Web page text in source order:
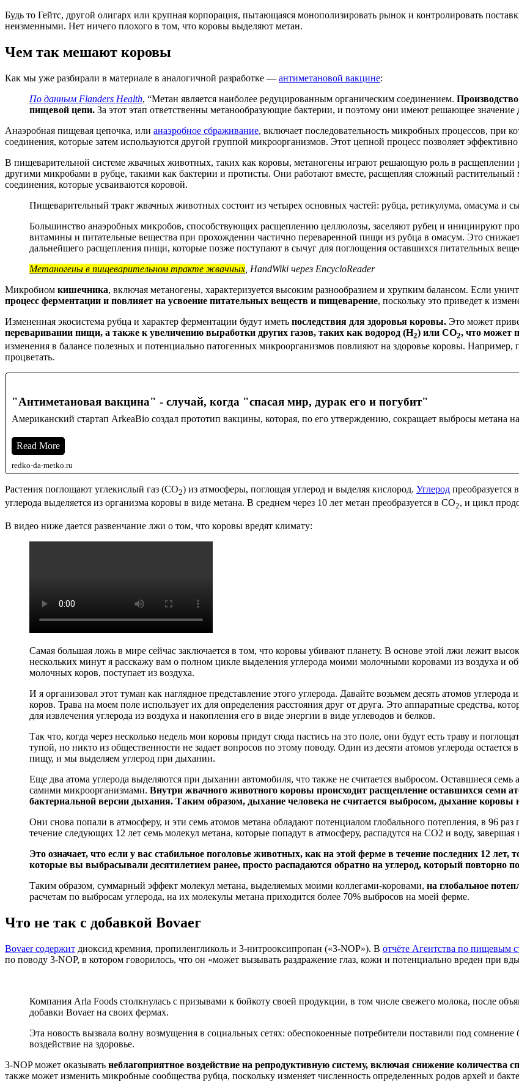
Будь то Гейтс, другой олигарх или крупная корпорация, пытающаяся монополизировать рынок и контролировать
неизменными. Нет ничего плохого в том, что коровы выделяют метан.
Чем так мешают коровы
Как мы уже разбирали в материале в аналогичной разработке — антиметановой вакцине:
По данным Flanders Health, “Метан является наиболее редуцированным органическим соединением.
пищевой цепи. За этот этап ответственны метанообразующие бактерии, и поэтому они имеют решающее
Анаэробная пищевая цепочка, или анаэробное сбраживание, включает последовательность микробных процессов, при
соединения, которые затем используются другой группой микроорганизмов. Этот цепной процесс позволяет
В пищеварительной системе жвачных животных, таких как коровы, метаногены играют решающую роль в расщеплении
другими микробами в рубце, такими как бактерии и протисты. Они работают вместе, расщепляя сложный
соединения, которые усваиваются коровой.
Пищеварительный тракт жвачных животных состоит из четырех основных частей: рубца, ретикулума, омасума и
Большинство анаэробных микробов, способствующих расщеплению целлюлозы, заселяют рубец и инициируют
витамины и питательные вещества при прохождении частично переваренной пищи из рубца в омасум. Это
дальнейшего расщепления пищи, которые позже поступают в сычуг для поглощения оставшихся питательных
Метаногены в пищеварительном тракте жвачных , HandWiki через EncycloReader
Микробиом кишечника, включая метаногены, характеризуется высоким разнообразием и хрупким балансом. Если
процесс ферментации и повлияет на усвоение питательных веществ и пищеварение, поскольку это приведет к
Измененная экосистема рубца и характер ферментации будут иметь последствия для здоровья коровы. Это может
переваривании пищи, а также к увеличению выработки других газов, таких как водород (H2) или CO2, что может
изменения в балансе полезных и потенциально патогенных микроорганизмов повлияют на здоровье коровы.
процветать.
"Антиметановая вакцина" - случай, когда "спасая мир, дурак его и погубит"
Американский стартап ArkeaBio создал прототип вакцины, которая, по его утверждению, сокращает выбросы метана
Read More
redko-da-metko.ru
Растения поглощают углекислый газ (CO2) из атмосферы, поглощая углерод и выделяя кислород. Углерод преобразуется
углерода выделяется из организма коровы в виде метана. В среднем через 10 лет метан преобразуется в CO2, и цикл
В видео ниже дается развенчание лжи о том, что коровы вредят климату:
Самая большая ложь в мире сейчас заключается в том, что коровы убивают планету. В основе этой лжи лежит
нескольких минут я расскажу вам о полном цикле выделения углерода моими молочными коровами из воздуха и
молочных коров, поступает из воздуха.
И я организовал этот туман как наглядное представление этого углерода. Давайте возьмем десять атомов
коров. Трава на моем поле использует их для определения расстояния друг от друга. Это аппаратные средства,
для извлечения углерода из воздуха и накопления его в виде энергии в виде углеводов и белков.
Так что, когда через несколько недель мои коровы придут сюда пастись на это поле, они будут есть траву и
тупой, но никто из общественности не задает вопросов по этому поводу. Один из десяти атомов углерода
пищу, и мы выделяем углерод при дыхании.
Еще два атома углерода выделяются при дыхании автомобиля, что также не считается выбросом. Оставшиеся
самими микроорганизмами. Внутри жвачного животного коровы происходит расщепление оставшихся семи
бактериальной версии дыхания. Таким образом, дыхание человека не считается выбросом, дыхание коровы
Они снова попали в атмосферу, и эти семь атомов метана обладают потенциалом глобального потепления, в 96
течение следующих 12 лет семь молекул метана, которые попадут в атмосферу, распадутся на CO2 и воду,
Это означает, что если у вас стабильное поголовье животных, как на этой ферме в течение последних 12
которые вы выбрасывали десятилетием ранее, просто распадаются обратно на углерод, который повторно
Таким образом, суммарный эффект молекул метана, выделяемых моими коллегами-коровами, на глобальное
расчетам по выбросам углерода, на их молекулы метана приходится более 70% выбросов на моей ферме.
Что не так с добавкой Bovaer
Bovaer содержит диоксид кремния, пропиленгликоль и 3-нитрооксипропан («3-NOP»). В отчёте Агентства по пищевым
по поводу 3-NOP, в котором говорилось, что он «может вызывать раздражение глаз, кожи и потенциально вреден при
Компания Arla Foods столкнулась с призывами к бойкоту своей продукции, в том числе свежего молока, после
добавки Bovaer на своих фермах.
Эта новость вызвала волну возмущения в социальных сетях: обеспокоенные потребители поставили под сомнение
воздействие на здоровье.
3-NOP может оказывать неблагоприятное воздействие на репродуктивную систему, включая снижение количества
также может изменить микробные сообщества рубца, поскольку изменяет численность определенных родов архей и